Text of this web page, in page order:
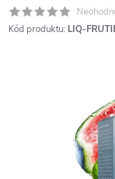
Kód produktu: LIQ-